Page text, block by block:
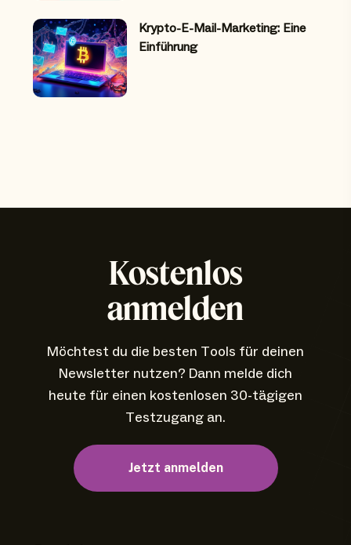
Krypto-E-Mail-Marketing: Eine
Einführung
Kostenlos
anmelden
Möchtest du die besten Tools für deinen
Newsletter nutzen? Dann melde dich
heute für einen kostenlosen 30-tägigen
Testzugang an.
Jetzt anmelden